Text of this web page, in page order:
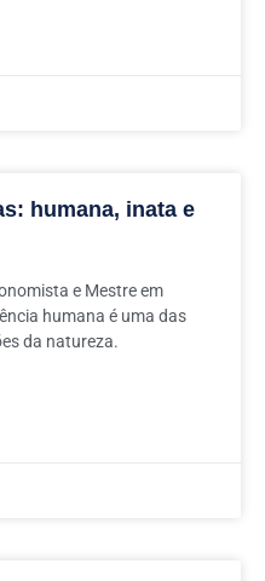
humana, inata e
e Mestre em
humana é uma das
da natureza.